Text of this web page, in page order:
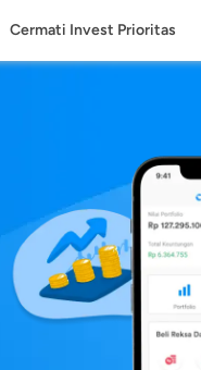
Cermati Invest Prioritas